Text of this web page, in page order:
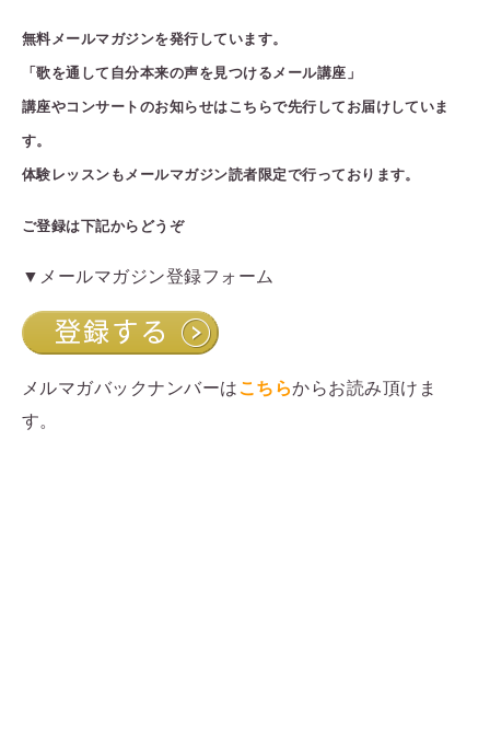
無料メールマガジンを発行しています。
「歌を通して自分本来の声を見つけるメール講座」
講座やコンサートのお知らせはこちらで先行してお届けしていま
す。
体験レッスンもメールマガジン読者限定で行っております。
ご登録は下記からどうぞ
▼メールマガジン登録フォーム
メルマガバックナンバーはこちらからお読み頂けま
す。